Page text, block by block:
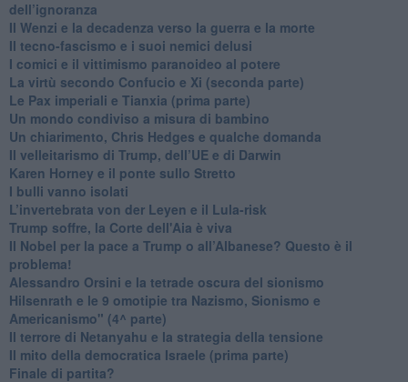
dell’ignoranza
Il Wenzi e la decadenza verso la guerra e la morte
​Il tecno-fascismo e i suoi nemici delusi
​I comici e il vittimismo paranoideo al potere
​La virtù secondo Confucio e Xi (seconda parte)
Le Pax imperiali e Tianxia (prima parte)
Un mondo condiviso a misura di bambino
​Un chiarimento, Chris Hedges e qualche domanda
Il velleitarismo di Trump, dell’UE e di Darwin
​Karen Horney e il ponte sullo Stretto
​I bulli vanno isolati
L’invertebrata von der Leyen e il Lula-risk
Trump soffre, la Corte dell'Aia è viva
​Il Nobel per la pace a Trump o all’Albanese? Questo è il
problema!
​Alessandro Orsini e la tetrade oscura del sionismo
​Hilsenrath e le 9 omotipie tra Nazismo, Sionismo e
Americanismo" (4^ parte)
​Il terrore di Netanyahu e la strategia della tensione
Il mito della democratica Israele (prima parte)
​Finale di partita?